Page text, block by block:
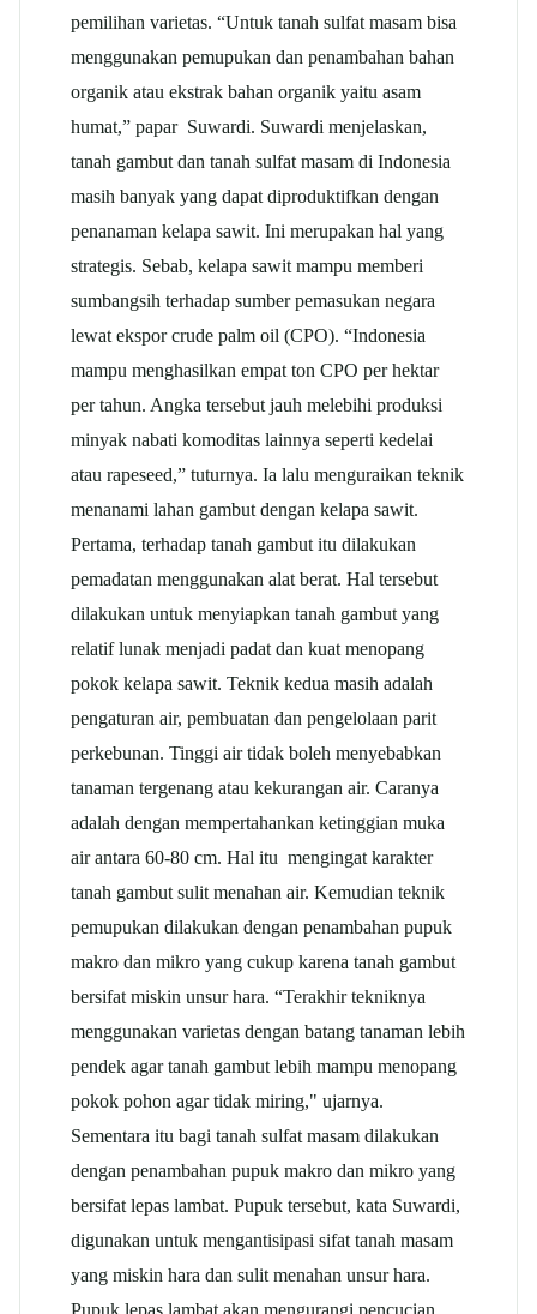
pemilihan varietas. “Untuk tanah sulfat masam bisa
menggunakan pemupukan dan penambahan bahan
organik atau ekstrak bahan organik yaitu asam
humat,” papar Suwardi. Suwardi menjelaskan,
tanah gambut dan tanah sulfat masam di Indonesia
masih banyak yang dapat diproduktifkan dengan
penanaman kelapa sawit. Ini merupakan hal yang
strategis. Sebab, kelapa sawit mampu memberi
sumbangsih terhadap sumber pemasukan negara
lewat ekspor crude palm oil (CPO). “Indonesia
mampu menghasilkan empat ton CPO per hektar
per tahun. Angka tersebut jauh melebihi produksi
minyak nabati komoditas lainnya seperti kedelai
atau rapeseed,” tuturnya. Ia lalu menguraikan teknik
menanami lahan gambut dengan kelapa sawit.
Pertama, terhadap tanah gambut itu dilakukan
pemadatan menggunakan alat berat. Hal tersebut
dilakukan untuk menyiapkan tanah gambut yang
relatif lunak menjadi padat dan kuat menopang
pokok kelapa sawit. Teknik kedua masih adalah
pengaturan air, pembuatan dan pengelolaan parit
perkebunan. Tinggi air tidak boleh menyebabkan
tanaman tergenang atau kekurangan air. Caranya
adalah dengan mempertahankan ketinggian muka
air antara 60-80 cm. Hal itu mengingat karakter
tanah gambut sulit menahan air. Kemudian teknik
pemupukan dilakukan dengan penambahan pupuk
makro dan mikro yang cukup karena tanah gambut
bersifat miskin unsur hara. “Terakhir tekniknya
menggunakan varietas dengan batang tanaman lebih
pendek agar tanah gambut lebih mampu menopang
pokok pohon agar tidak miring," ujarnya.
Sementara itu bagi tanah sulfat masam dilakukan
dengan penambahan pupuk makro dan mikro yang
bersifat lepas lambat. Pupuk tersebut, kata Suwardi,
digunakan untuk mengantisipasi sifat tanah masam
yang miskin hara dan sulit menahan unsur hara.
Pupuk lepas lambat akan mengurangi pencucian